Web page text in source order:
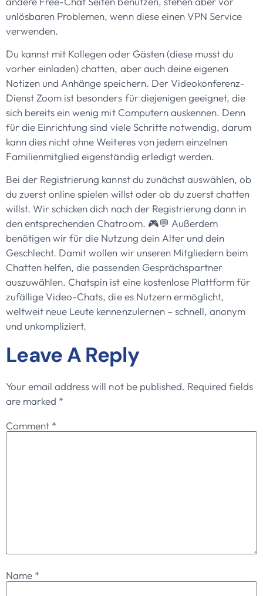
unlösbaren Problemen, wenn diese einen VPN Service
verwenden.
Du kannst mit Kollegen oder Gästen (diese musst du
vorher einladen) chatten, aber auch deine eigenen
Notizen und Anhänge speichern. Der Videokonferenz-
Dienst Zoom ist besonders für diejenigen geeignet, die
sich bereits ein wenig mit Computern auskennen. Denn
für die Einrichtung sind viele Schritte notwendig, darum
kann dies nicht ohne Weiteres von jedem einzelnen
Familienmitglied eigenständig erledigt werden.
Bei der Registrierung kannst du zunächst auswählen, ob
du zuerst online spielen willst oder ob du zuerst chatten
willst. Wir schicken dich nach der Registrierung dann in
den entsprechenden Chatroom. 🎮💬 Außerdem
benötigen wir für die Nutzung dein Alter und dein
Geschlecht. Damit wollen wir unseren Mitgliedern beim
Chatten helfen, die passenden Gesprächspartner
auszuwählen. Chatspin ist eine kostenlose Plattform für
zufällige Video-Chats, die es Nutzern ermöglicht,
weltweit neue Leute kennenzulernen – schnell, anonym
und unkompliziert.
Leave A Reply
Your email address will not be published. Required fields
are marked *
Comment *
Name *